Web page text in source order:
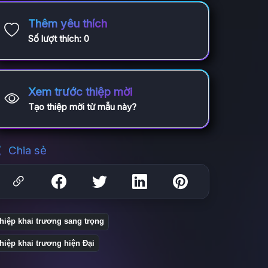
Thêm yêu thích
Số lượt thích: 0
Xem trước thiệp mời
Tạo thiệp mời từ mẫu này?
Chia sẻ
khai trương sang trọng
khai trương hiện Đại